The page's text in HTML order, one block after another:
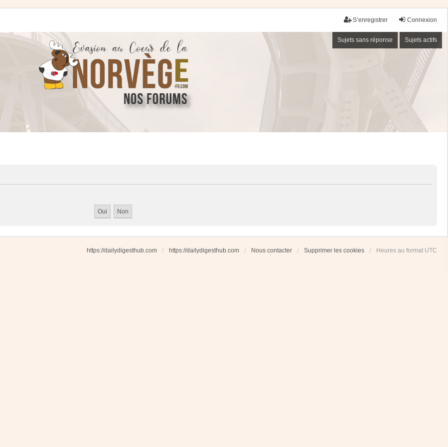
Connexion
S’enregistrer
Sujets sans réponse Sujets actifs
https://dailydigesthub.com https://dailydigesthub.com Nous contacter Supprimer les cookies Heures au format UTC